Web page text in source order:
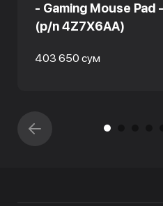
- Gaming Mouse Pad
(p/n 4Z7X6AA)
403 650 сум